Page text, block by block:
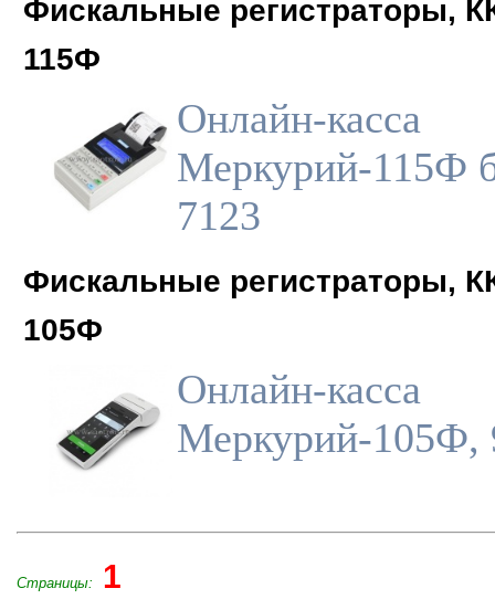
Фискальные регистраторы,
115Ф
Онлайн-касса
Меркурий-115Ф
7123
Фискальные регистраторы,
105Ф
Онлайн-касса
Меркурий-105Ф,
Страницы: 1